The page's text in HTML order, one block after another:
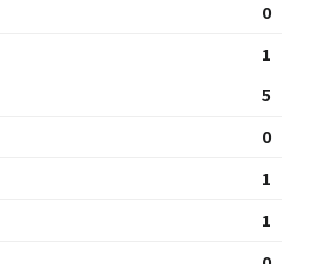
0
1
5
0
1
1